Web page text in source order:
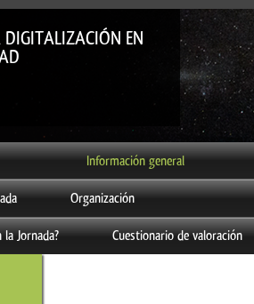
DIGITALIZACIÓN EN
Información general
Organización
Jornada? Cuestionario de valoración